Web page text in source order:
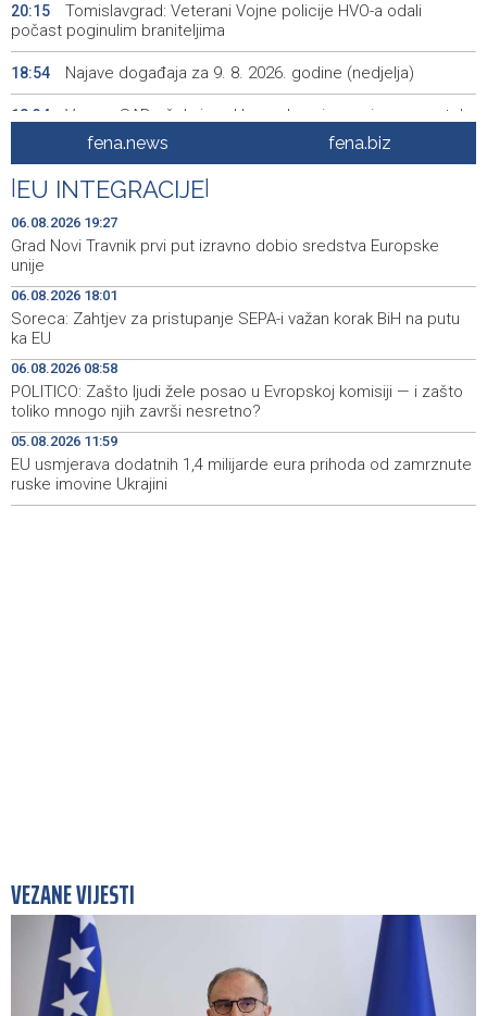
20:15
Tomislavgrad: Veterani Vojne policije HVO-a odali
počast poginulim braniteljima
18:54 Najave događaja za 9. 8. 2026. godine (nedjelja)
18:34
Vance: SAD očekuje od Irana da osigura siguran protok
nafte kroz Hormuški moreuz
18:21
Iranski šef sigurnosti: Hormuški moreuz će ostati
zatvoren dok SAD ne ispuni zahtjeve Teherana
18:09
Iran 'vrlo blizu' dogovora s Omanom o novoj Hormuškoj
brodskoj ruti
18:05
Koncertom Marije Šerifović večeras se zatvara
manifestacija 'Dani dijaspore Travnik 2026'
17:26
Kod mosta Brčko - Gunja pronađene kosti, vještaci
sudske medicine utvrđuju porijeklo
'Pekijada' u Varešu okupila 37 ekipa iz četiri države
regiona
fena.news fena.biz
EU INTEGRACIJE
06.08.2026 19:27
Grad Novi Travnik prvi put izravno dobio sredstva Europske
unije
06.08.2026 18:01
Soreca: Zahtjev za pristupanje SEPA-i važan korak BiH na putu
ka EU
06.08.2026 08:58
POLITICO: Zašto ljudi žele posao u Evropskoj komisiji — i zašto
toliko mnogo njih završi nesretno?
05.08.2026 11:59
EU usmjerava dodatnih 1,4 milijarde eura prihoda od zamrznute
ruske imovine Ukrajini
VEZANE VIJESTI